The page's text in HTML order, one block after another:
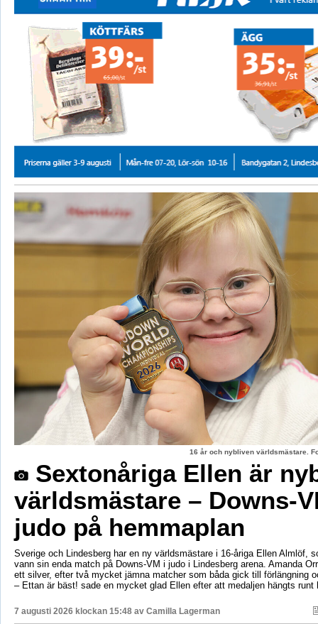
16 år och nybliven världsmästare.
Sextonåriga Ellen är
världsmästare – Downs-
judo på hemmaplan
Sverige och Lindesberg har en ny världsmästare i 16-åriga Ellen Almlöf,
vann sin enda match på Downs-VM i judo i Lindesberg arena. Amanda
ett silver, efter två mycket jämna matcher som båda gick till förlängning
– Ettan är bäst! sade en mycket glad Ellen efter att medaljen hängts runt
7 augusti 2026 klockan 15:48 av Camilla Lagerman